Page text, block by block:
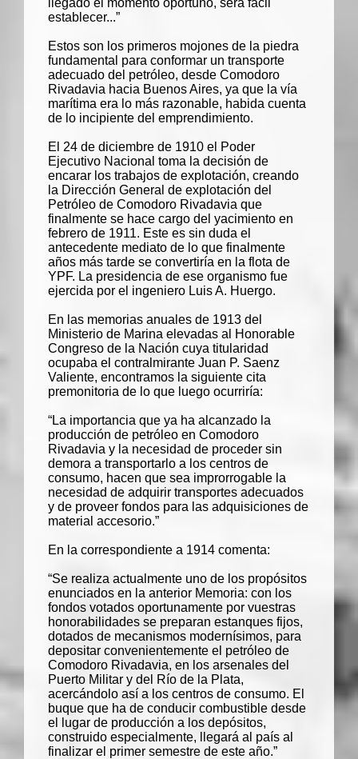
llegado el momento oportuno, será fácil
establecer...”
Estos son los primeros mojones de la piedra
fundamental para conformar un transporte
adecuado del petróleo, desde Comodoro
Rivadavia hacia Buenos Aires, ya que la vía
marítima era lo más razonable, habida cuenta
de lo incipiente del emprendimiento.
El 24 de diciembre de 1910 el Poder
Ejecutivo Nacional toma la decisión de
encarar los trabajos de explotación, creando
la Dirección General de explotación del
Petróleo de Comodoro Rivadavia que
finalmente se hace cargo del yacimiento en
febrero de 1911. Este es sin duda el
antecedente mediato de lo que finalmente
años más tarde se convertiría en la flota de
YPF. La presidencia de ese organismo fue
ejercida por el ingeniero Luis A. Huergo.
En las memorias anuales de 1913 del
Ministerio de Marina elevadas al Honorable
Congreso de la Nación cuya titularidad
ocupaba el contralmirante Juan P. Saenz
Valiente, encontramos la siguiente cita
premonitoria de lo que luego ocurriría:
“La importancia que ya ha alcanzado la
producción de petróleo en Comodoro
Rivadavia y la necesidad de proceder sin
demora a transportarlo a los centros de
consumo, hacen que sea improrrogable la
necesidad de adquirir transportes adecuados
y de proveer fondos para las adquisiciones de
material accesorio.”
En la correspondiente a 1914 comenta:
“Se realiza actualmente uno de los propósitos
enunciados en la anterior Memoria: con los
fondos votados oportunamente por vuestras
honorabilidades se preparan estanques fijos,
dotados de mecanismos modernísimos, para
depositar convenientemente el petróleo de
Comodoro Rivadavia, en los arsenales del
Puerto Militar y del Río de la Plata,
acercándolo así a los centros de consumo. El
buque que ha de conducir combustible desde
el lugar de producción a los depósitos,
construido especialmente, llegará al país al
finalizar el primer semestre de este año.”